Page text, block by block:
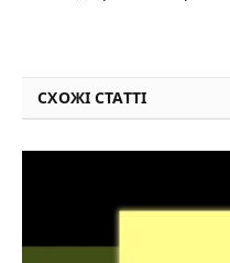
СХОЖІ СТАТТІ